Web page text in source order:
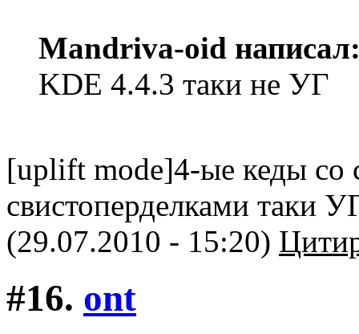
Mandriva-oid
KDE 4.4.3 таки не УГ
[uplift mode]4-ые кеды со
свистоперделками таки
(29.07.2010 - 15:20)
#16. ont